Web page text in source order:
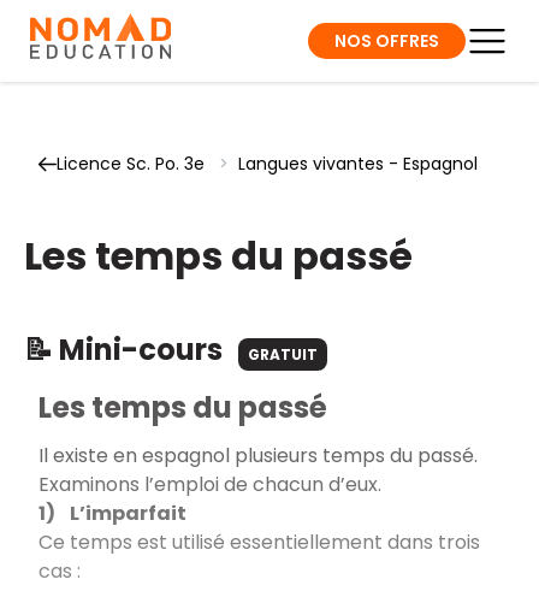
NOS OFFRES
Licence Sc. Po. 3e > Langues vivantes - Espagnol
Les temps du passé
📝 Mini-cours GRATUIT
Les temps du passé
Il existe en espagnol plusieurs temps du passé.
Examinons l’emploi de chacun d’eux.
1) L’imparfait
Ce temps est utilisé essentiellement dans trois
cas :